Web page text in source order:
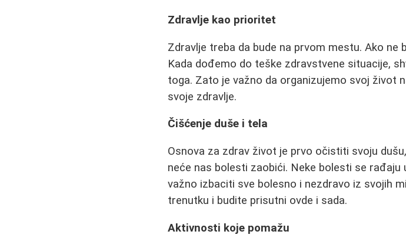
Zdravlje kao prioritet
Zdravlje treba da bude na prvom mestu. Ako
Kada dođemo do teške zdravstvene situacije,
toga. Zato je važno da organizujemo svoj život
svoje zdravlje.
Čišćenje duše i tela
Osnova za zdrav život je prvo očistiti svoju
neće nas bolesti zaobići. Neke bolesti se
važno izbaciti sve bolesno i nezdravo iz svojih
trenutku i budite prisutni ovde i sada.
Aktivnosti koje pomažu